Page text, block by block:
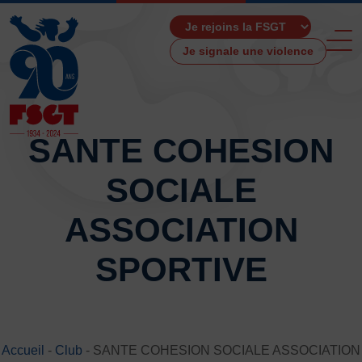
Je signale une violence
Présentation
Fonctionnement
Ressources média
SANTE COHESION
SOCIALE
ASSOCIATION
SPORTIVE
Accueil - Club - SANTE COHESION SOCIALE ASSOCIATION